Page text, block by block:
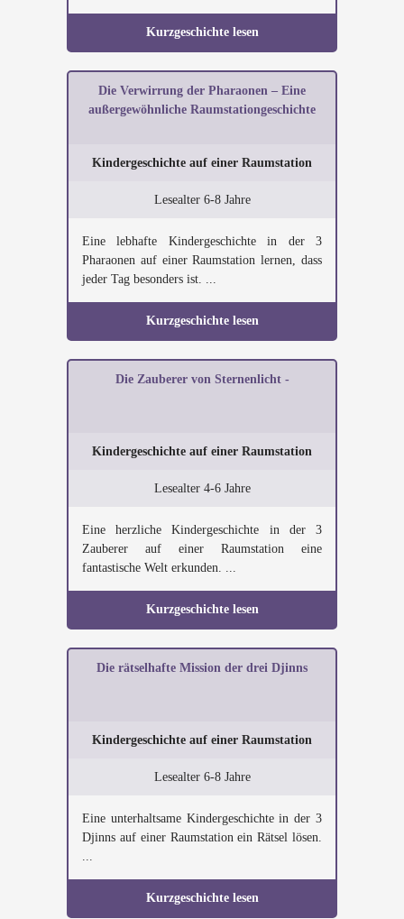
Kurzgeschichte lesen
Die Verwirrung der Pharaonen – Eine
außergewöhnliche Raumstationgeschichte
Kindergeschichte auf einer Raumstation
Lesealter 6-8 Jahre
Eine lebhafte Kindergeschichte in der 3
Pharaonen auf einer Raumstation lernen, dass
jeder Tag besonders ist. ...
Kurzgeschichte lesen
Die Zauberer von Sternenlicht -
Kindergeschichte auf einer Raumstation
Lesealter 4-6 Jahre
Eine herzliche Kindergeschichte in der 3
Zauberer auf einer Raumstation eine
fantastische Welt erkunden. ...
Kurzgeschichte lesen
Die rätselhafte Mission der drei Djinns
Kindergeschichte auf einer Raumstation
Lesealter 6-8 Jahre
Eine unterhaltsame Kindergeschichte in der 3
Djinns auf einer Raumstation ein Rätsel lösen.
...
Kurzgeschichte lesen